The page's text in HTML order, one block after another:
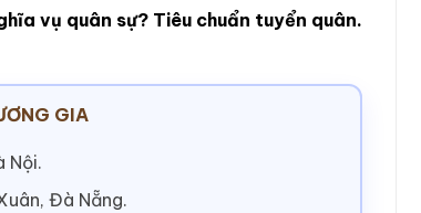
vụ quân sự? Tiêu chuẩn tuyển quân.
GIA
Nội.
Đà Nẵng.